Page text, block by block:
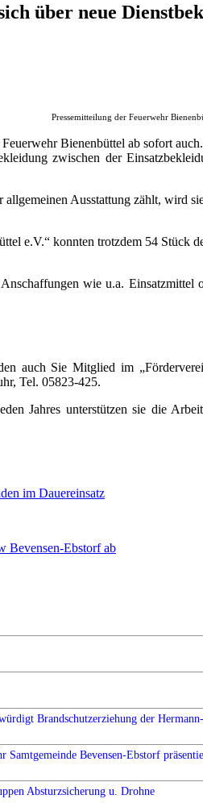
über neue
Pressemitteilung der Feuerwehr
Bienenbüttel ab sofort
zwischen der
Ausstattung zählt, wird
e.V.“ konnten trotzdem 54 Stück
wie u.a.
auch Sie Mitglied im
Tel. 05823-425.
Jahres unterstützen sie die
im Dauereinsatz
Bevensen-Ebstorf ab
Brandschutzerziehung der
Samtgemeinde Bevensen-Ebstorf
Absturzsicherung u. Drohne